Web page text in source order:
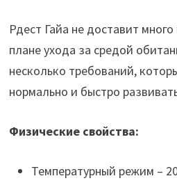
Рдест Гайа не доставит
плане ухода за средой
несколько требований,
нормально и быстро
Физические свойства:
Температурный режим –